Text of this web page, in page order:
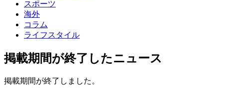
スポーツ
海外
コラム
ライフスタイル
掲載期間が終了したニュース
掲載期間が終了しました。